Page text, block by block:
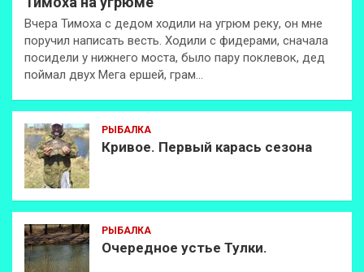
Вчера Тимоха с дедом ходили на угрюм реку, он мне
поручил написать весть. Ходили с фидерами, сначала
посидели у нижнего моста, было пару поклевок, дед
поймал двух Мега ершей, грам…
РЫБАЛКА
Кривое. Первый карась сезона
РЫБАЛКА
Очередное устье Тулки.